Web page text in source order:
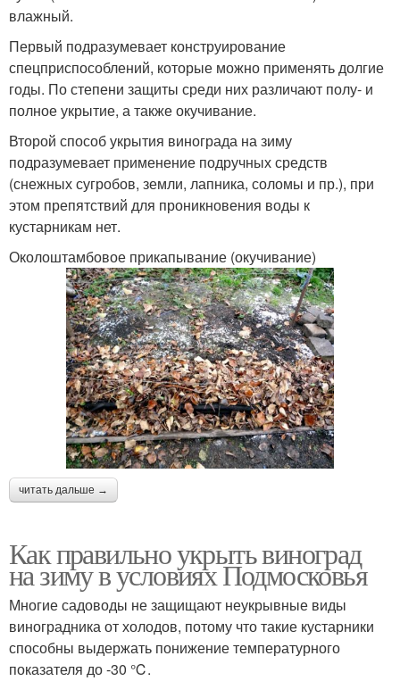
влажный.
Первый подразумевает конструирование
спецприспособлений, которые можно применять долгие
годы. По степени защиты среди них различают полу- и
полное укрытие, а также окучивание.
Второй способ укрытия винограда на зиму
подразумевает применение подручных средств
(снежных сугробов, земли, лапника, соломы и пр.), при
этом препятствий для проникновения воды к
кустарникам нет.
Околоштамбовое прикапывание (окучивание)
читать дальше →
Как правильно укрыть виноград
на зиму в условиях Подмосковья
Многие садоводы не защищают неукрывные виды
виноградника от холодов, потому что такие кустарники
способны выдержать понижение температурного
показателя до -30 ℃.